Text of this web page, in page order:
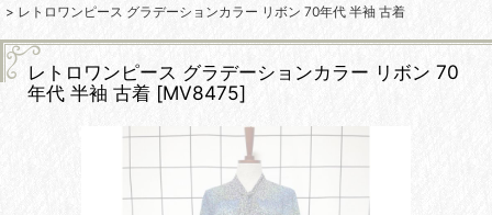
> レトロワンピース グラデーションカラー リボン 70年代 半袖 古着
レトロワンピース グラデーションカラー リボン 70
年代 半袖 古着 [MV8475]